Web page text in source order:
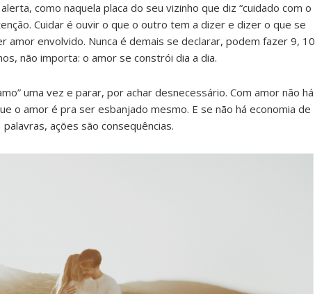
como naquela placa do seu vizinho que diz “cuidado com o
Cuidar é ouvir o que o outro tem a dizer e dizer o que se
amor envolvido. Nunca é demais se declarar, podem fazer 9, 10
não importa: o amor se constrói dia a dia.
uma vez e parar, por achar desnecessário. Com amor não há
o amor é pra ser esbanjado mesmo. E se não há economia de
palavras, ações são consequências.